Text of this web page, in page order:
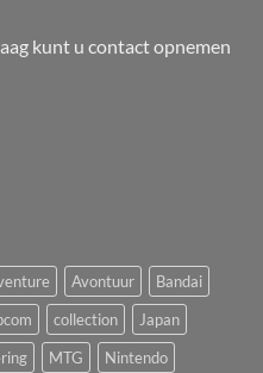
kunt u contact opnemen
Avontuur
Bandai
collection
Japan
MTG
Nintendo